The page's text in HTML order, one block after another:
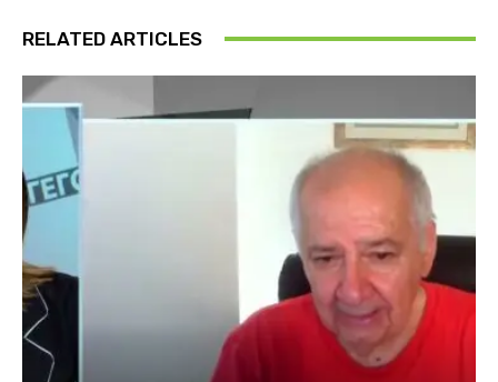
RELATED ARTICLES